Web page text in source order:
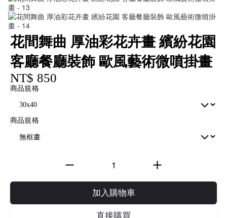
花間舞曲 厚油彩花卉畫 繽紛花園
客廳餐廳裝飾 歐風藝術微噴掛畫
NT$ 850
商品規格
商品規格
加入購物車
直接購買